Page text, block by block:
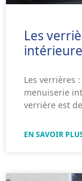
Les
Les verrières
menuiserie
verrière est
EN SAVOIR